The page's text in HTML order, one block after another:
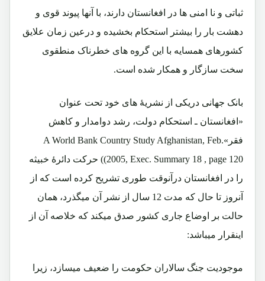
ثباتی و نا امنی ها در افغانستان دارند، با آنها پیوند قوی و
دهشت بار را بیشتر استحکام بخشیده و درعین زمان علایق
کشورهای همسایه با این گروه های خطرناک منطقوی
سخت سازگار و همکار شده است.
بانک جهانی دریکی از نشریۀ های خود تحت عنوان
«افغانستان ـ استحکام دولت، رشد دوامدار و کاهش
فقر»A World Bank Country Study Afghanistan, Feb.
2005, Exec. Summary 18 , page 120)) حرکت دائرۀ خبیثه
را در افغانستان درآنوقت طوری تشریح کرده است که از
آنروز تا حال که مدت 12 سال از نشر آن میگذرد، همان
حالت بر اوضاع جاری کشور صدق میکند که خلاصه آن از
اینقرار میباشد:
موجودیت جنگ سالاران حکومت را ضعیف میسازد، زیرا